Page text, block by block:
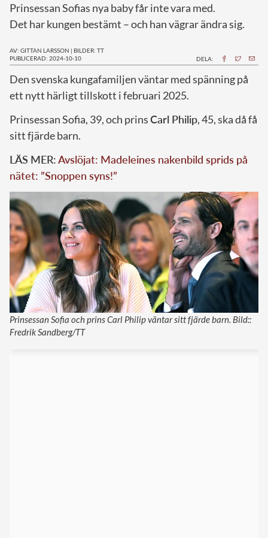
Prinsessan Sofias nya baby får inte vara med.
Det har kungen bestämt – och han vägrar ändra sig.
AV: GITTAN LARSSON | BILDER: TT
PUBLICERAD: 2024-10-10
DELA:
Den svenska kungafamiljen väntar med spänning på
ett nytt härligt tillskott i februari 2025.
Prinsessan Sofia, 39, och prinsCarl Philip, 45, ska då få
sitt fjärde barn.
LÄS MER:Avslöjat: Madeleines nakenbild sprids på
nätet: ”Snoppen syns!”
Prinsessan Sofia och prins Carl Philip väntar sitt fjärde barn. Bild::
Fredrik Sandberg/TT